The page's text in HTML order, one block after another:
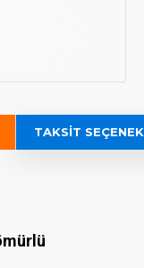
TAKSIT